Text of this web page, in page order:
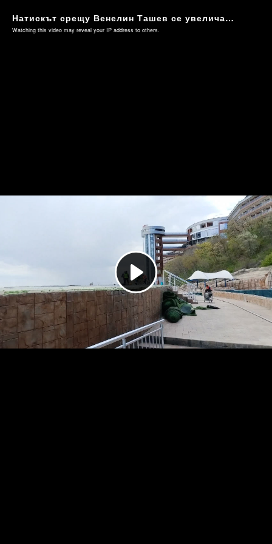
Натискът срещу Венелин Ташев се увеличава (Видео 3)
Watching this video may reveal your IP address to others.
Play
Video